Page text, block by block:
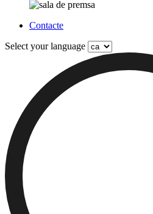
Contacte
Select your language